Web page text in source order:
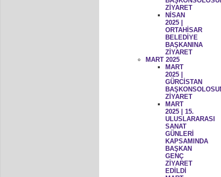
ZİYARET
NİSAN
2025 |
ORTAHİSAR
BELEDİYE
BAŞKANINA
ZİYARET
MART 2025
MART
2025 |
GÜRCİSTAN
ZİYARET
MART
2025 | 15.
ULUSLARARASI
SANAT
GÜNLERİ
KAPSAMINDA
BAŞKAN
GENÇ
ZİYARET
EDİLDİ